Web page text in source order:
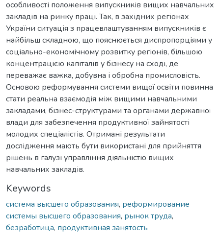
особливості положення випускників вищих навчальних
закладів на ринку праці. Так, в західних регіонах
України ситуація з працевлаштуванням випускників є
найбільш складною, що пояснюється диспропорціями у
соціально-економічному розвитку регіонів, більшою
концентрацією капіталів у бізнесу на сході, де
переважає важка, добувна і обробна промисловість.
Основою реформування системи вищої освіти повинна
стати реальна взаємодія між вищими навчальними
закладами, бізнес-структурами та органами державної
влади для забезпечення продуктивної зайнятості
молодих спеціалістів. Отримані результати
дослідження мають бути використані для прийняття
рішень в галузі управління діяльністю вищих
навчальних закладів.
Keywords
система высшего образования, реформирование
системы высшего образования, рынок труда,
безработица, продуктивная занятость